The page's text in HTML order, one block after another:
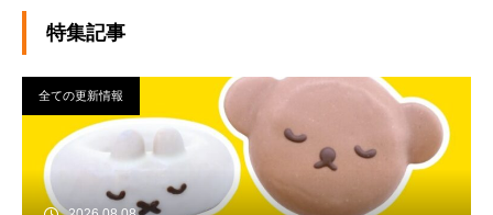
特集記事
全ての更新情報